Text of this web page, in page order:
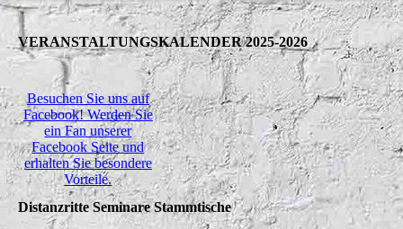
VERANSTALTUNGSKALENDER 2025-2026
Besuchen Sie uns auf
Facebook! Werden Sie
ein Fan unserer
Facebook Seite und
erhalten Sie besondere
Vorteile.
Distanzritte Seminare Stammtische